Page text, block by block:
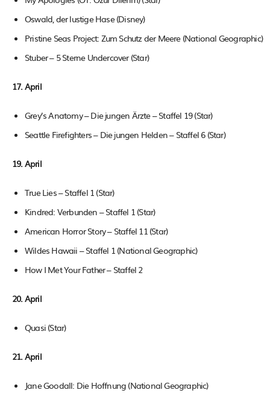
Oswald, der lustige Hase (Disney)
Pristine Seas Project: Zum Schutz der Meere (National Geographic)
Stuber – 5 Sterne Undercover (Star)
17. April
Grey’s Anatomy – Die jungen Ärzte – Staffel 19 (Star)
Seattle Firefighters – Die jungen Helden – Staffel 6 (Star)
19. April
True Lies – Staffel 1 (Star)
Kindred: Verbunden – Staffel 1 (Star)
American Horror Story – Staffel 11 (Star)
Wildes Hawaii – Staffel 1 (National Geographic)
How I Met Your Father – Staffel 2
20. April
Quasi (Star)
21. April
Jane Goodall: Die Hoffnung (National Geographic)